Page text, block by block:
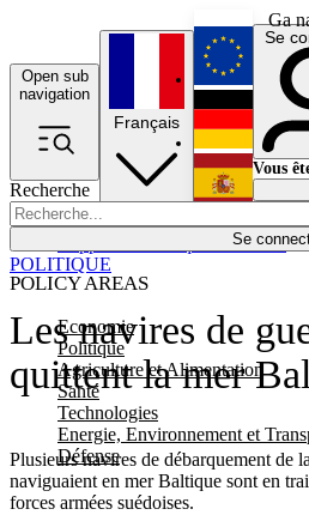
Ga
Open sub
navigation
Recherche
Se
POLICY AREAS
Economie
Politique
Agriculture et Alimentation
Santé
Technologies
Energie, Environnement et
Défense
Économie
Français
English
Deutsch
Se
Vous
Les navires de
quittent la mer
Plusieurs navires de débarquement de
naviguaient en mer Baltique sont en
forces armées suédoises.
POLITIQUE